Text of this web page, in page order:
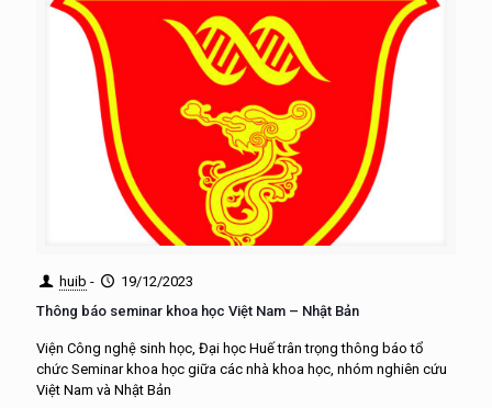
huib -
19/12/2023
Thông báo seminar khoa học Việt Nam – Nhật Bản
Viện Công nghệ sinh học, Đại học Huế trân trọng thông báo tổ
chức Seminar khoa học giữa các nhà khoa học, nhóm nghiên cứu
Việt Nam và Nhật Bản